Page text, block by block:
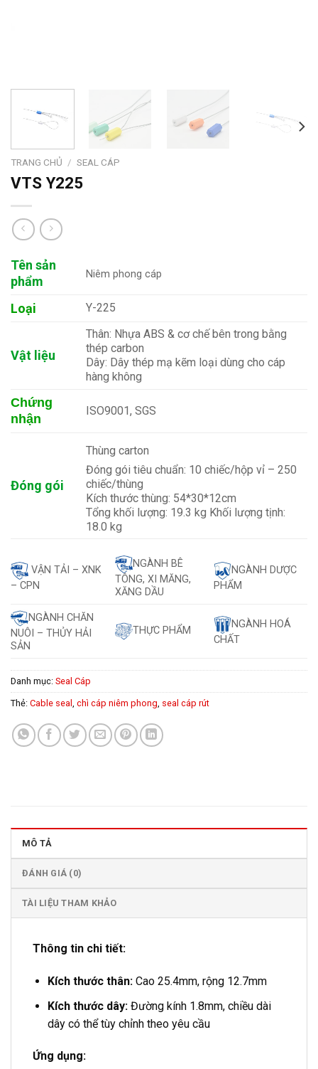
TRANG CHỦ / SEAL CÁP
VTS Y225
Tên sản
phẩm
Niêm phong cáp
Loại Y-225
Vật liệu
Thân: Nhựa ABS & cơ chế bên trong bằng
thép carbon
Dây: Dây thép mạ kẽm loại dùng cho cáp
hàng không
Chứng
nhận
ISO9001, SGS
Đóng gói
Thùng carton
Đóng gói tiêu chuẩn: 10 chiếc/hộp vỉ – 250
chiếc/thùng
Kích thước thùng: 54*30*12cm
Tổng khối lượng: 19.3 kg Khối lượng tịnh:
18.0 kg
VẬN TẢI – XNK
– CPN
NGÀNH BÊ
TÔNG, XI MĂNG,
XĂNG DẦU
NGÀNH DƯỢC
PHẨM
NGÀNH CHĂN
NUÔI – THỦY HẢI
SẢN
THỰC PHẨM
NGÀNH HOÁ
CHẤT
Danh mục: Seal Cáp
Thẻ: Cable seal , chì cáp niêm phong, seal cáp rút
MÔ TẢ
ĐÁNH GIÁ (0)
TÀI LIỆU THAM KHẢO
Thông tin chi tiết:
Kích thước thân:Cao 25.4mm, rộng 12.7mm
Kích thước dây:Đường kính 1.8mm, chiều dài
dây có thể tùy chỉnh theo yêu cầu
Ứng dụng: